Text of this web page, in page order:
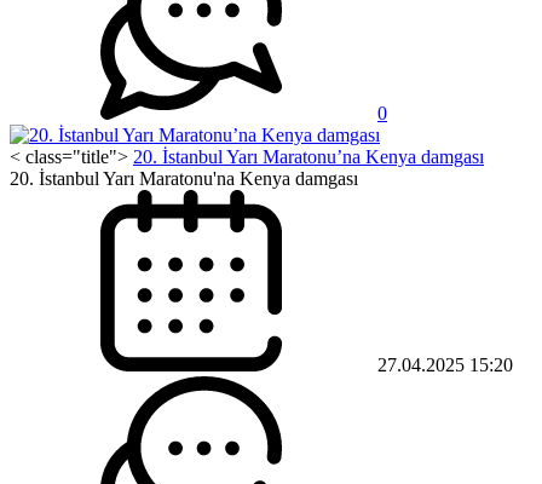
0
< class="title"> 20. İstanbul Yarı Maratonu’na Kenya damgası
20. İstanbul Yarı Maratonu'na Kenya damgası
27.04.2025 15:20